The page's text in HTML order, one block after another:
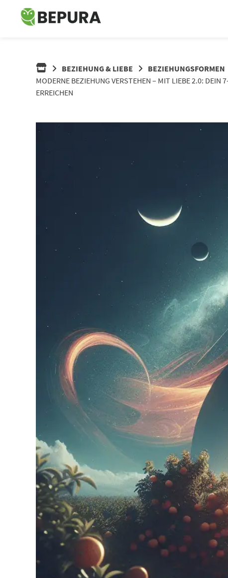
Springe
BEZIEHUNG & LIEBE
BEZIEHUNGSFORMEN
MODERNE BEZIEHUNG VERSTEHEN – MIT LIEBE 2.0: DEIN
ERREICHEN